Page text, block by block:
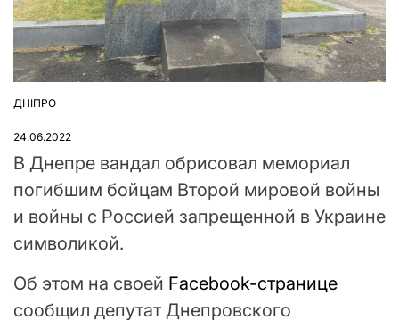
ОПУБЛІКУВАТИ
ДНІПРО
24.06.2022
В Днепре вандал обрисовал мемориал
погибшим бойцам Второй мировой войны
и войны с Россией запрещенной в Украине
символикой.
Об этом на своей Facebook-странице
сообщил депутат Днепровского